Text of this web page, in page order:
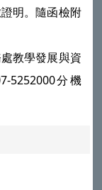
明。隨函檢附
教學發展與資
5252000分機